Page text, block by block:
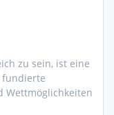
zu sein, ist eine
fundierte
Wettmöglichkeiten